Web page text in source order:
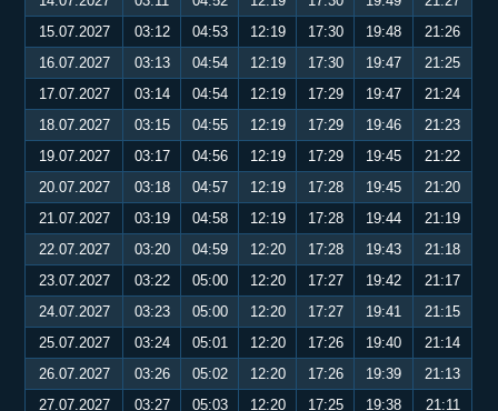
15.07.2027
03:12 04:53 12:19 17:30 19:48
21:26
16.07.2027
03:13 04:54 12:19 17:30 19:47
21:25
17.07.2027
03:14 04:54 12:19 17:29 19:47
21:24
18.07.2027
03:15 04:55 12:19 17:29 19:46
21:23
19.07.2027
03:17 04:56 12:19 17:29 19:45
21:22
20.07.2027
03:18 04:57 12:19 17:28 19:45
21:20
21.07.2027
03:19 04:58 12:19 17:28 19:44
21:19
22.07.2027
03:20 04:59 12:20 17:28 19:43
21:18
23.07.2027
03:22 05:00 12:20 17:27 19:42
21:17
24.07.2027
03:23 05:00 12:20 17:27 19:41
21:15
25.07.2027
03:24 05:01 12:20 17:26 19:40
21:14
26.07.2027
03:26 05:02 12:20 17:26 19:39
21:13
27.07.2027
03:27 05:03 12:20 17:25 19:38
21:11